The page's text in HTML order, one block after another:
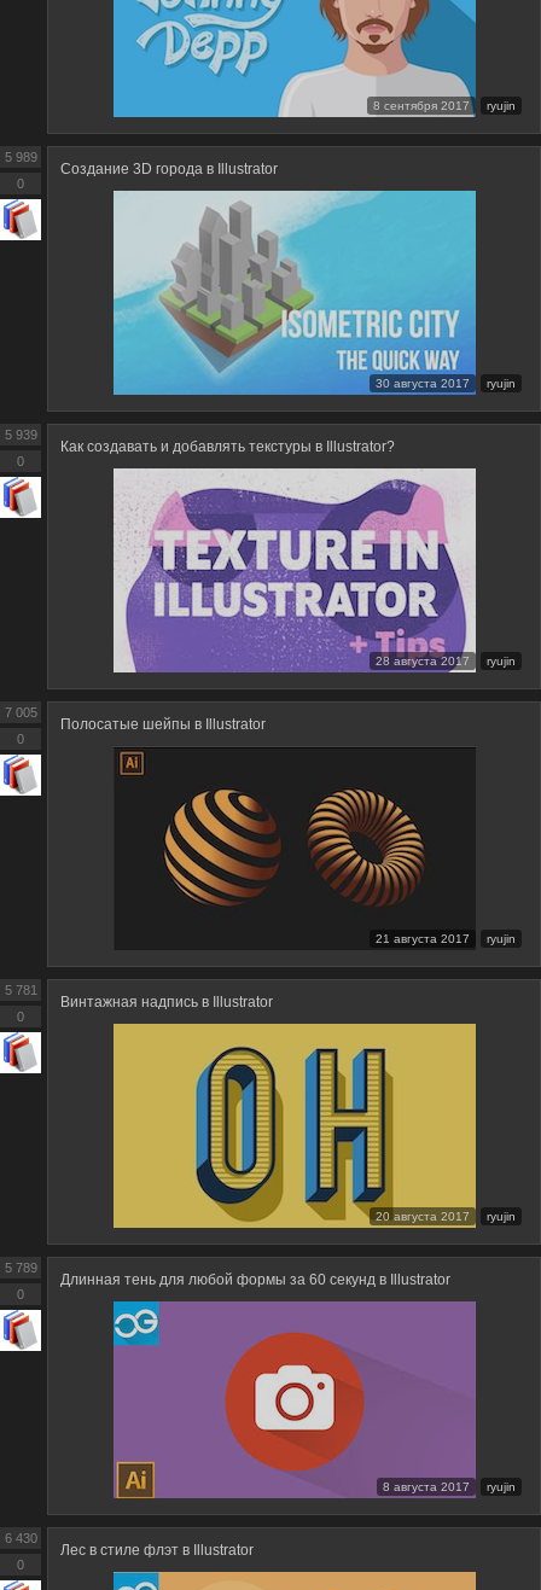
8 сентября 2017 ryujin
Создание 3D города в Illustrator
30 августа 2017 ryujin
5 989
0
Как создавать и добавлять текстуры в Illustrator?
28 августа 2017 ryujin
5 939
0
Полосатые шейпы в Illustrator
21 августа 2017 ryujin
7 005
0
Винтажная надпись в Illustrator
20 августа 2017 ryujin
5 781
0
Длинная тень для любой формы за 60 секунд в Illustrator
8 августа 2017 ryujin
5 789
0
Лес в стиле флэт в Illustrator
6 430
0